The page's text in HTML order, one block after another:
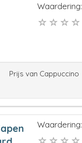
Waardering:
Prijs van Cappuccino
Waardering: